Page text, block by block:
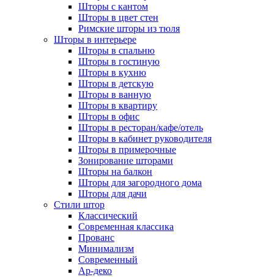
Шторы с кантом
Шторы в цвет стен
Римские шторы из тюля
Шторы в интерьере
Шторы в спальню
Шторы в гостиную
Шторы в кухню
Шторы в детскую
Шторы в ванную
Шторы в квартиру
Шторы в офис
Шторы в ресторан/кафе/отель
Шторы в кабинет руководителя
Шторы в примерочные
Зонирование шторами
Шторы на балкон
Шторы для загородного дома
Шторы для дачи
Стили штор
Классический
Современная классика
Прованс
Минимализм
Современный
Ар-деко